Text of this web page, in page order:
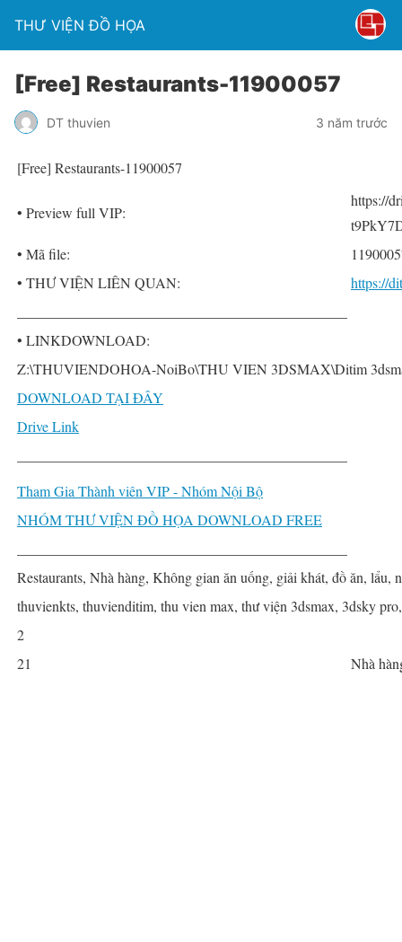
THƯ VIỆN ĐỒ HỌA
[Free] Restaurants-11900057
DT thuvien 3 năm trước
[Free] Restaurants-11900057
• Preview full VIP:
https://
• Mã file:
• THƯ VIỆN LIÊN QUAN:
https://
• LINKDOWNLOAD:
Z:\THUVIENDOHOA-NoiBo\THU VIEN 3DSMAX\Ditim
DOWNLOAD TẠI ĐÂY
Drive Link
Tham Gia Thành viên VIP - Nhóm Nội Bộ
NHÓM THƯ VIỆN ĐỒ HỌA DOWNLOAD FREE
Restaurants, Nhà hàng, Không gian ăn uống, giải khát, đồ ăn, lẩu,
thuvienkts, thuvienditim, thu vien max, thư viện 3dsmax, 3dsky
2
21
Nhà